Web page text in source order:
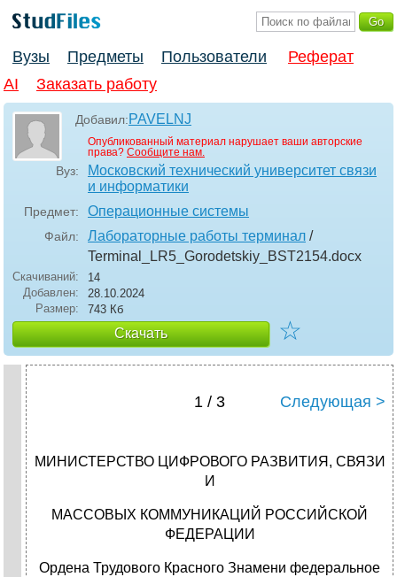
Вузы Предметы Пользователи
Реферат
AI
Заказать работу
Добавил:PAVELNJ
Опубликованный материал нарушает ваши авторские
права? Сообщите нам.
Вуз:
Московский технический университет связи
и информатики
Предмет: Операционные системы
Файл: Лабораторные работы терминал /
Terminal_LR5_Gorodetskiy_BST2154.docx
Скачиваний:
14
Добавлен:
28.10.2024
Размер:
743 Кб
Скачать ☆
1 / 3 Следующая >
МИНИСТЕРСТВО ЦИФРОВОГО РАЗВИТИЯ, СВЯЗИ
И
МАССОВЫХ КОММУНИКАЦИЙ РОССИЙСКОЙ
ФЕДЕРАЦИИ
Ордена Трудового Красного Знамени федеральное